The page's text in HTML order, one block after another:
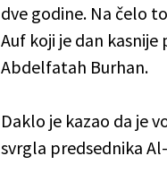
dve godine. Na čelo
Auf koji je dan
Abdelfatah Burhan.
Daklo je kazao da je
svrgla predsednika